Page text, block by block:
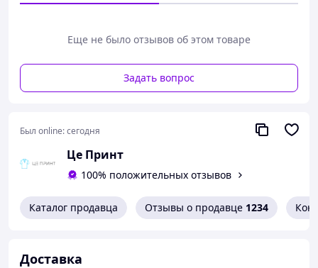
Надёжная печать и насыщенная
Стирать при температуре воды до 40 °C в
Не использовать отжим и отбеливающие
средства
таблицей, представленной ниже:
Еще не было отзывов об этом товаре
Задать вопрос
Был online:сегодня
Це Принт
100% положительных отзывов
Каталог продавца Отзывы о продавце 1234
Доставка